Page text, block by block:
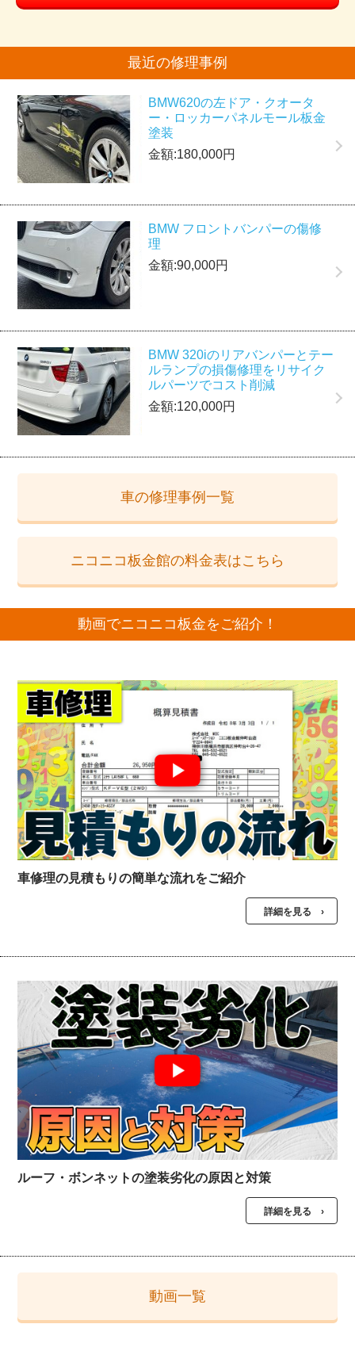
最近の修理事例
BMW620の左ドア・クオータ
ー・ロッカーパネルモール板金
塗装
金額:180,000円
BMW フロントバンパーの傷修
理
金額:90,000円
BMW 320iのリアバンパーとテー
ルランプの損傷修理をリサイク
ルパーツでコスト削減
金額:120,000円
車の修理事例一覧
ニコニコ板金館の料金表はこちら
動画でニコニコ板金をご紹介！
車修理の見積もりの簡単な流れをご紹介
詳細を見る ›
ルーフ・ボンネットの塗装劣化の原因と対策
詳細を見る ›
動画一覧